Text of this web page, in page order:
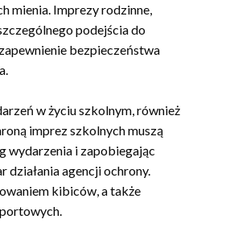
mienia. Imprezy rodzinne,
podejścia do
bezpieczeństwa
w życiu szkolnym, również
imprez szkolnych muszą
wydarzenia i zapobiegając
agencji ochrony.
kibiców, a także